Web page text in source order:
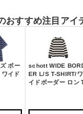
おすすめ注目アイ
ボー
イド
schott WIDE
ER L/S T-SHIRT/ワ
イドボーダー ロン